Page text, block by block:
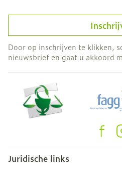
Door op inschrijven te klikken,
nieuwsbrief en gaat u akkoord
Juridische links